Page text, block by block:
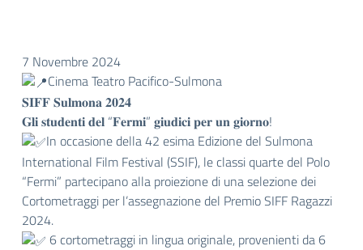
7 Novembre 2024
Cinema Teatro Pacifico-Sulmona
𝐒𝐈𝐅𝐅 𝐒𝐮𝐥𝐦𝐨𝐧𝐚 𝟐𝟎𝟐𝟒
𝐆𝐥𝐢 𝐬𝐭𝐮𝐝𝐞𝐧𝐭𝐢 𝐝𝐞𝐥 “𝐅𝐞𝐫𝐦𝐢” 𝐠𝐢𝐮𝐝𝐢𝐜𝐢 𝐩𝐞𝐫 𝐮𝐧 𝐠𝐢𝐨𝐫𝐧𝐨!
In occasione della 42 esima Edizione del Sulmona
International Film Festival (SSIF), le classi quarte del Polo
“Fermi” partecipano alla proiezione di una selezione dei
Cortometraggi per l’assegnazione del Premio SIFF Ragazzi
2024.
6 cortometraggi in lingua originale, provenienti da 6